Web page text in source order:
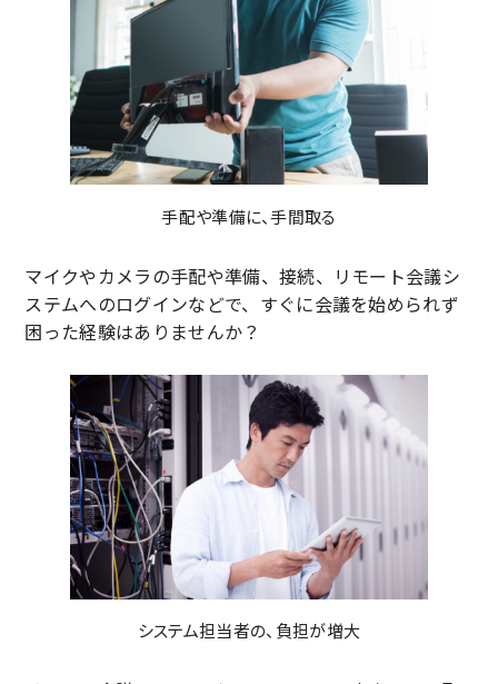
手配や準備に、手間取る
マイクやカメラの手配や準備、接続、リモート会議シ
ステムへのログインなどで、すぐに会議を始められず
困った経験はありませんか？
システム担当者の、負担が増大